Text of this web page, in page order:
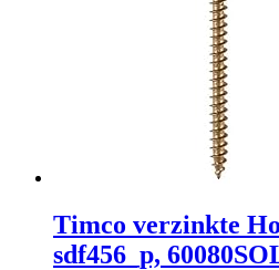
Timco verzinkte
sdf456_p,